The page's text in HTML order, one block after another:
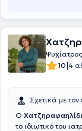
Ψυχίατρος
10|4
Σχετικά με τον
O
το ιδιωτικό του